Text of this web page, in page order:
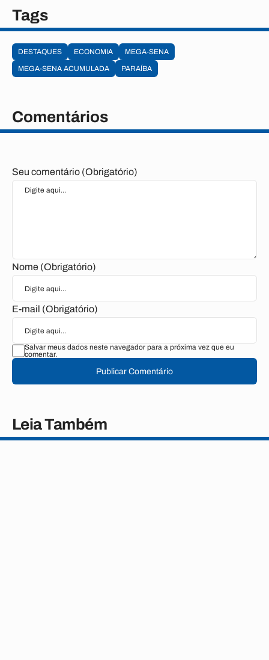
Tags
DESTAQUES ECONOMIA
MEGA-SENA
MEGA-SENA ACUMULADA
PARAÍBA
Comentários
Seu comentário (Obrigatório)
Nome (Obrigatório)
E-mail (Obrigatório)
Salvar meus dados neste navegador para a próxima vez que eu
comentar.
Publicar Comentário
Leia Também